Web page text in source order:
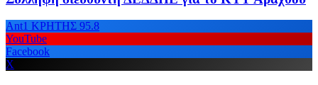
Ant1 ΚΡΗΤΗΣ 95.8
YouTube
Facebook
X